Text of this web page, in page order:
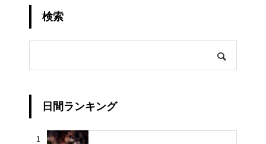
検索
日間ランキング
1